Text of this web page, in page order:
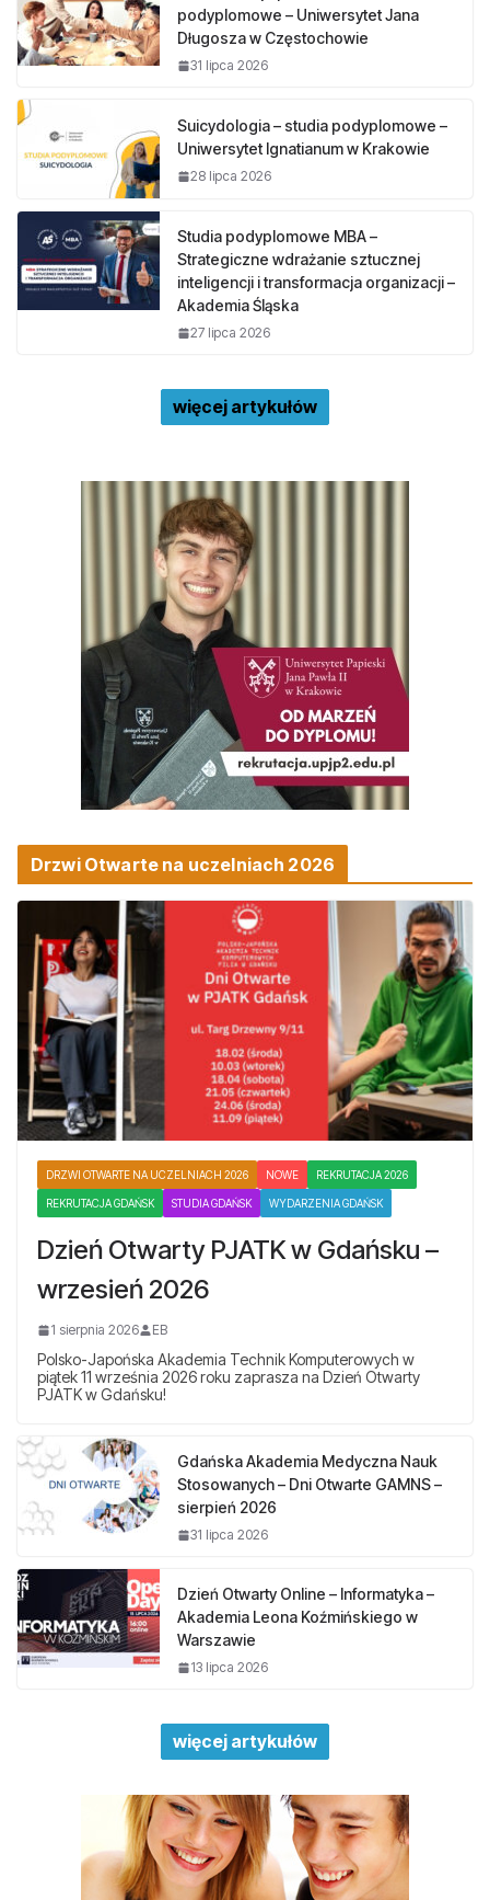
podyplomowe – Uniwersytet Jana
Długosza w Częstochowie
31 lipca 2026
Suicydologia – studia podyplomowe –
Uniwersytet Ignatianum w Krakowie
28 lipca 2026
Studia podyplomowe MBA –
Strategiczne wdrażanie sztucznej
inteligencji i transformacja organizacji –
Akademia Śląska
27 lipca 2026
więcej artykułów
Drzwi Otwarte na uczelniach 2026
DRZWI OTWARTE NA UCZELNIACH 2026 NOWE REKRUTACJA 2026
REKRUTACJA GDAŃSK STUDIA GDAŃSK WYDARZENIA GDAŃSK
Dzień Otwarty PJATK w Gdańsku –
wrzesień 2026
1 sierpnia 2026 EB
Polsko-Japońska Akademia Technik Komputerowych w
piątek 11 września 2026 roku zaprasza na Dzień Otwarty
PJATK w Gdańsku!
Gdańska Akademia Medyczna Nauk
Stosowanych – Dni Otwarte GAMNS –
sierpień 2026
31 lipca 2026
Dzień Otwarty Online – Informatyka –
Akademia Leona Koźmińskiego w
Warszawie
13 lipca 2026
więcej artykułów